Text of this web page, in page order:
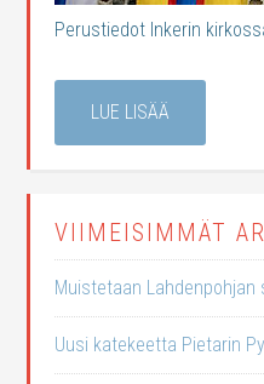
Perustiedot Inkerin
LUE LISÄÄ
VIIMEISIMMÄT
Muistetaan Lahdenpohjan
Uusi katekeetta Pietarin